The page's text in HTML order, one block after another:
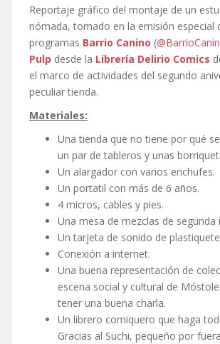
Reportaje gráfico del montaje de un
nómada, tomado en la emisión especial
programas Barrio Canino (
Pulp desde la Librería Delirio Comics
el marco de actividades del segundo
peculiar tienda.
Materiales:
Una tienda que no tiene por qué
un par de tableros y unas
Un alargador con varios enchufes.
Un portatil con más de 6 años.
4 micros, cables y pies.
Una mesa de mezclas de segunda
Un tarjeta de sonido de
Conexión a internet.
Una buena representación de
escena social y cultural de
tener una buena charla.
Un librero comiquero que haga
Gracias al Suchi, pequeño por